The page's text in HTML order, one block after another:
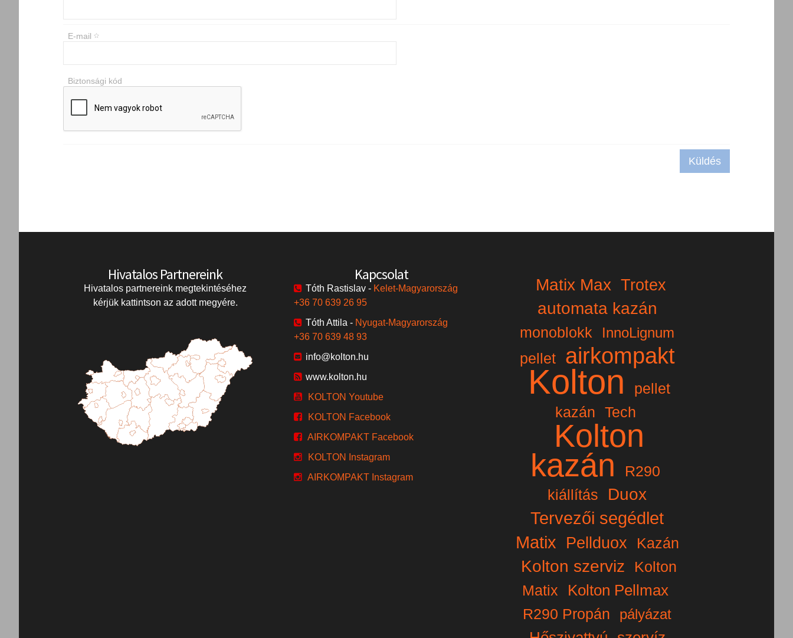
E-mail
Biztonsági kód
Küldés
Hivatalos Partnereink
Hivatalos partnereink megtekintéséhez
kérjük kattintson az adott megyére.
Kapcsolat
Tóth Rastislav - Kelet-Magyarország
+36 70 639 26 95
Tóth Attila - Nyugat-Magyarország
+36 70 639 48 93
info@kolton.hu
www.kolton.hu
KOLTON Youtube
KOLTON Facebook
AIRKOMPAKT Facebook
KOLTON Instagram
AIRKOMPAKT Instagram
Matix Max Trotex
automata kazán
monoblokk InnoLignum
pellet airkompakt
Kolton
pellet
kazán
Tech
Kolton
kazán
R290
kiállítás
Duox
Tervezői segédlet
Matix
Pellduox Kazán
Kolton szerviz
Kolton
Matix
Kolton Pellmax
R290 Propán pályázat